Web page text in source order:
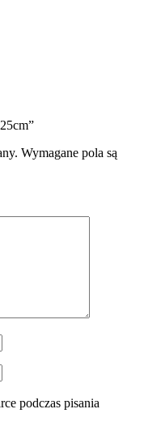
Wymagane pola są
podczas pisania